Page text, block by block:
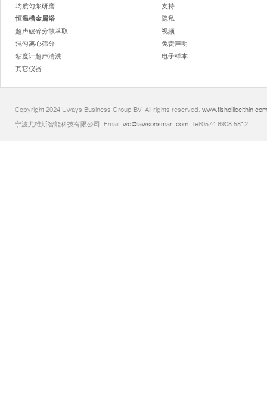
均质匀浆研磨
恒温槽金属浴
超声破碎分散萃取
混匀离心筛分
粘度计超声清洗
其它仪器
支持
隐私
视频
免责声明
电子样本
Copyright 2024 Uways Business Group BV. All rights reserved. www.fishoillecithin.com
宁波尤维斯智能科技有限公司. Email: wd@lawsonsmart.com. Tel:0574 8908 5812